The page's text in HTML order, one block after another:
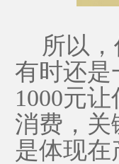
所以，
有时还是
1000元
消费，关
是体现